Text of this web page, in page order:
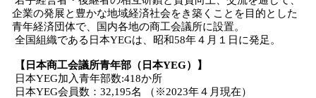
企業の発展と豊かな地域経済社会をき築くことを目的とした
青年経済団体で、国内各地の商工会議所に設置。
全国組織である日本YEGは、昭和58年４月１日に発足。
【日本商工会議所青年部（日本YEG）】
日本YEG加入青年部数:418か所
日本YEG会員数：32,195名 （※2023年４月現在）